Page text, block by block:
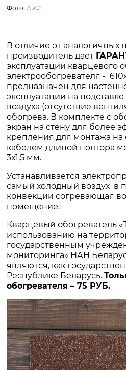
Фото: АиФ
В отличие от аналогичных
производитель дает
эксплуатации кварцевого
электрообогревателя -
предназначен для
эксплуатации на
воздуха (отсутствие
обогрева. В комплекте с
экран на стену для более
крепления для монтажа на
кабелем длиной полтора
3х1,5 мм.
Устанавливается
самый холодный воздух в
конвекции согревающая
помещение.
Кварцевый обогреватель
использованию на
государственным
мониторинга» НАН
являются, как
Республике Беларусь.
обогревателя – 75 РУБ.